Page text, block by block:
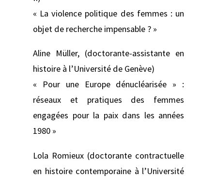
« La violence politique des femmes : un
objet de recherche impensable ? »
Aline Müller, (doctorante-assistante en
histoire à l’Université de Genève)
« Pour une Europe dénucléarisée » :
réseaux et pratiques des femmes
engagées pour la paix dans les années
1980 »
Lola Romieux (doctorante contractuelle
en histoire contemporaine à l’Université